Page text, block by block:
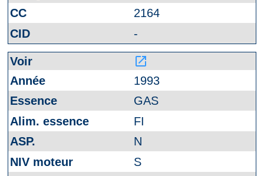
2164
-
launch
1993
GAS
FI
N
S